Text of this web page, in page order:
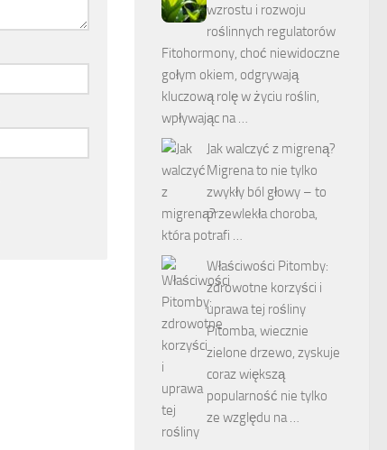
wzrostu i rozwoju
roślinnych regulatorów
Fitohormony, choć niewidoczne
gołym okiem, odgrywają
kluczową rolę w życiu roślin,
wpływając na …
Jak walczyć z migreną?
Migrena to nie tylko
zwykły ból głowy – to
przewlekła choroba,
która potrafi …
Właściwości Pitomby:
zdrowotne korzyści i
uprawa tej rośliny
Pitomba, wiecznie
zielone drzewo, zyskuje
coraz większą
popularność nie tylko
ze względu na …